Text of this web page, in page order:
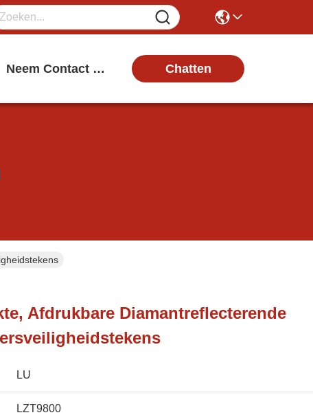
Neem Contact Met Ons Op Chatten
Afdrukbare Diamantreflecterende
LU
LZT9800